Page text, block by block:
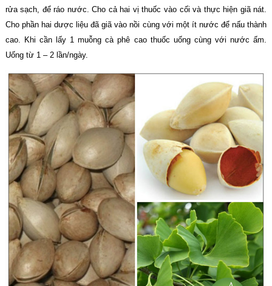
rửa sạch, để ráo nước. Cho cả hai vị thuốc vào cối và thực hiện giã nát.
Cho phần hai dược liệu đã giã vào nồi cùng với một ít nước để nấu thành
cao. Khi cần lấy 1 muỗng cà phê cao thuốc uống cùng với nước ấm.
Uống từ 1 – 2 lần/ngày.